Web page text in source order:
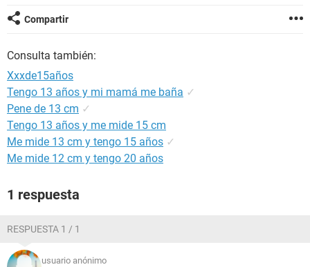
Compartir
Consulta también:
Xxxde15años
Tengo 13 años y mi mamá me baña ✓
Pene de 13 cm ✓
Tengo 13 años y me mide 15 cm
Me mide 13 cm y tengo 15 años ✓
Me mide 12 cm y tengo 20 años
1 respuesta
RESPUESTA 1 / 1
usuario anónimo